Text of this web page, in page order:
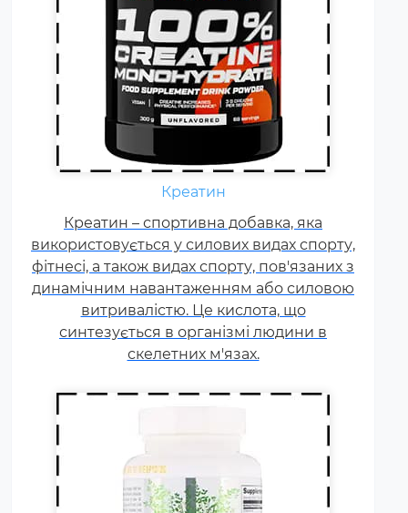
Креатин
Креатин – спортивна добавка, яка
використовується у силових видах спорту,
фітнесі, а також видах спорту, пов'язаних з
динамічним навантаженням або силовою
витривалістю. Це кислота, що
синтезується в організмі людини в
скелетних м'язах.
Щодня кожному спортсмену
необхідні вітаміни групи В,
карнітин. вітамін Т, вітаміни С, D,
E, F. Постійні тренування,
фізичні та психологічні
навантаження, змагання
збільшують добову норму
вітамінів та мінералів у 1,5-2
рази.